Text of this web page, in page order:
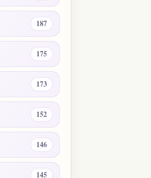
187
175
173
152
146
145